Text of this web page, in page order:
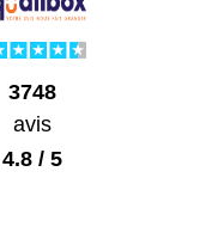
3748
avis
4.8 / 5